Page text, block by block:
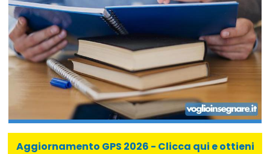
Aggiornamento GPS 2026 - Clicca qui e ottieni